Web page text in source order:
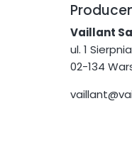
Vaillant
ul. 1
02-134